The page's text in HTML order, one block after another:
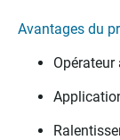
Avantages du